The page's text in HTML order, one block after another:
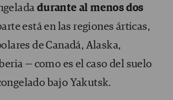
durante al menos dos
está en las regiones árticas,
de Canadá, Alaska,
— como es el caso del suelo
bajo Yakutsk.